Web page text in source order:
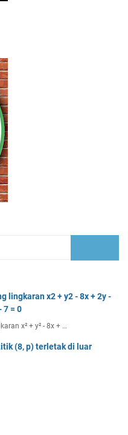
lingkaran x2 + y2 - 8x + 2y -
7 = 0
x² + y² - 8x + …
(8, p) terletak di luar